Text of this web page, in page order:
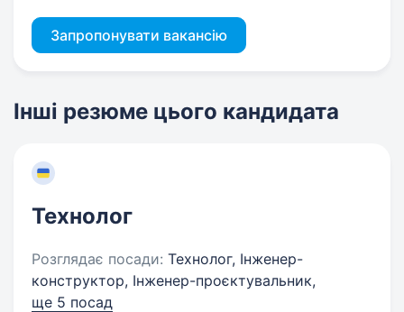
Запропонувати вакансію
Інші резюме цього кандидата
Технолог
Розглядає посади: Технолог, Інженер-
конструктор, Інженер-проєктувальник,
ще 5 посад